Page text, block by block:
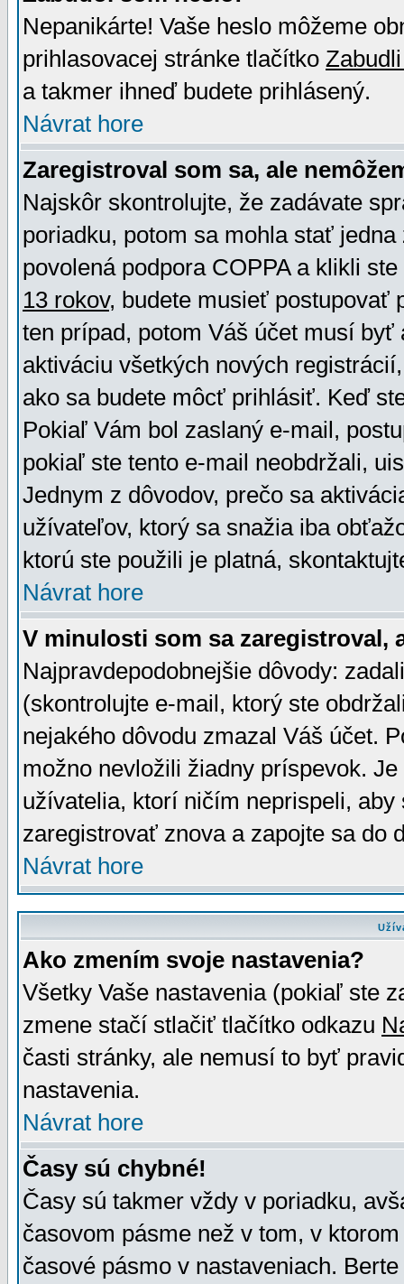
Nepanikárte! Vaše heslo môžeme
prihlasovacej stránke tlačítko
a takmer ihneď budete prihlásený.
Návrat hore
Zaregistroval som sa, ale
Najskôr skontrolujte, že zadávate
poriadku, potom sa mohla stať
povolená podpora COPPA a klikli
13 rokov, budete musieť postupovať
ten prípad, potom Váš účet musí
aktiváciu všetkých nových
ako sa budete môcť prihlásiť. Keď
Pokiaľ Vám bol zaslaný e-mail,
pokiaľ ste tento e-mail neobdržali,
Jednym z dôvodov, prečo sa
užívateľov, ktorý sa snažia iba
ktorú ste použili je platná,
Návrat hore
V minulosti som sa zaregistroval,
Najpravdepodobnejšie dôvody:
(skontrolujte e-mail, ktorý ste
nejakého dôvodu zmazal Váš účet.
možno nevložili žiadny príspevok.
užívatelia, ktorí ničím neprispeli,
zaregistrovať znova a zapojte sa do
Návrat hore
Ako zmením svoje nastavenia?
Všetky Vaše nastavenia (pokiaľ ste
zmene stačí stlačiť tlačítko odkazu
časti stránky, ale nemusí to byť
nastavenia.
Návrat hore
Časy sú chybné!
Časy sú takmer vždy v poriadku,
časovom pásme než v tom, v
časové pásmo v nastaveniach.